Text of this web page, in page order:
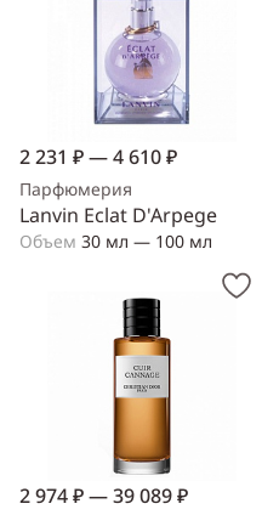
2 231 ₽ — 4 610 ₽
Парфюмерия
Lanvin Eclat D'Arpege
Объем 30 мл — 100 мл
2 974 ₽ — 39 089 ₽